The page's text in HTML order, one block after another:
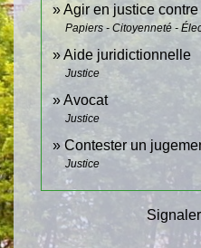
Agir en justice
Papiers - Citoyenneté -
Aide juridictionnelle
Justice
Avocat
Justice
Contester un
Justice